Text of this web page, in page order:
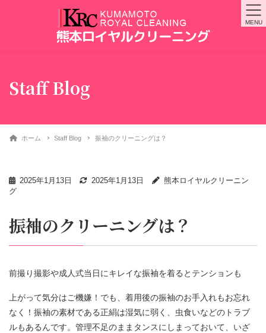
Staff Blog
ホーム Staff Blog 振袖のクリーニングは？
2025年1月13日 2025年1月13日
熊本ロイヤルクリーニン
グ
振袖のクリーニングは？
前撮り撮影や成人式当日にキレイな振袖を着るとテンションも
上がって気分はご機嫌！でも、着用後の振袖のお手入れもお忘れ
なく！振袖の素材である正絹は湿気に弱く、虫食いなどのトラブ
ルもあるんです。管理不足のままタンスにしまっておいて、いざ
MENU